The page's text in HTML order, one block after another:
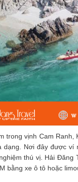
trong vịnh Cam Ranh,
dạng. Nơi đây được ví
thú vị. Hải Đăng
bằng xe ô tô hoặc